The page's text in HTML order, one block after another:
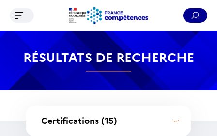
Contenu Recherche Menu Pied de page
Ouvrir le menu de navigation
RÉSULTATS DE RECHERCHE
Certifications (15)